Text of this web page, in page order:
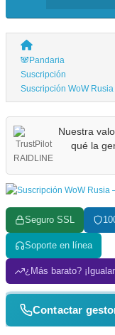
🐼Pandaria
Suscripción
Suscripción WoW
Nuestra
qué la
Seguro SSL
Soporte en línea
¿Más barato?
Contactar